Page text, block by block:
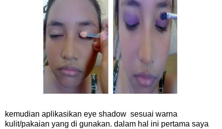
kemudian aplikasikan eye shadow sesuai warna
kulit/pakaian yang di gunakan. dalam hal ini pertama saya